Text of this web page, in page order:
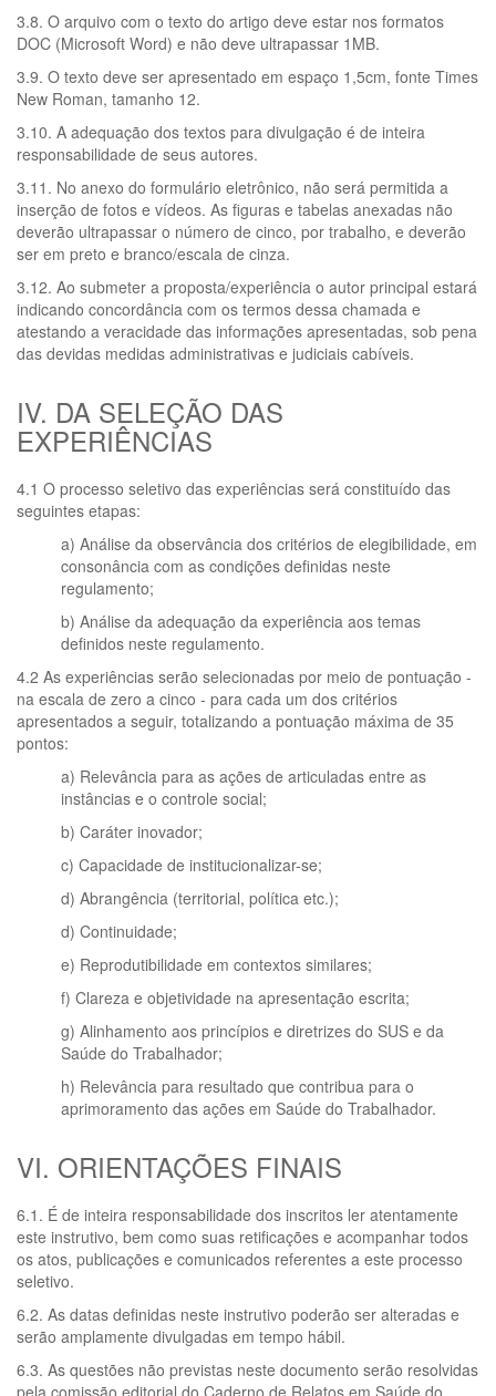
3.8. O arquivo com o texto do artigo deve estar nos formatos
DOC (Microsoft Word) e não deve ultrapassar 1MB.
3.9. O texto deve ser apresentado em espaço 1,5cm, fonte Times
New Roman, tamanho 12.
3.10. A adequação dos textos para divulgação é de inteira
responsabilidade de seus autores.
3.11. No anexo do formulário eletrônico, não será permitida a
inserção de fotos e vídeos. As figuras e tabelas anexadas não
deverão ultrapassar o número de cinco, por trabalho, e deverão
ser em preto e branco/escala de cinza.
3.12. Ao submeter a proposta/experiência o autor principal estará
indicando concordância com os termos dessa chamada e
atestando a veracidade das informações apresentadas, sob pena
das devidas medidas administrativas e judiciais cabíveis.
IV. DA SELEÇÃO DAS
EXPERIÊNCIAS
4.1 O processo seletivo das experiências será constituído das
seguintes etapas:
a) Análise da observância dos critérios de elegibilidade, em
consonância com as condições definidas neste
regulamento;
b) Análise da adequação da experiência aos temas
definidos neste regulamento.
4.2 As experiências serão selecionadas por meio de pontuação -
na escala de zero a cinco - para cada um dos critérios
apresentados a seguir, totalizando a pontuação máxima de 35
pontos:
a) Relevância para as ações de articuladas entre as
instâncias e o controle social;
b) Caráter inovador;
c) Capacidade de institucionalizar-se;
d) Abrangência (territorial, política etc.);
d) Continuidade;
e) Reprodutibilidade em contextos similares;
f) Clareza e objetividade na apresentação escrita;
g) Alinhamento aos princípios e diretrizes do SUS e da
Saúde do Trabalhador;
h) Relevância para resultado que contribua para o
aprimoramento das ações em Saúde do Trabalhador.
VI. ORIENTAÇÕES FINAIS
6.1. É de inteira responsabilidade dos inscritos ler atentamente
este instrutivo, bem como suas retificações e acompanhar todos
os atos, publicações e comunicados referentes a este processo
seletivo.
6.2. As datas definidas neste instrutivo poderão ser alteradas e
serão amplamente divulgadas em tempo hábil.
6.3. As questões não previstas neste documento serão resolvidas
pela comissão editorial do Caderno de Relatos em Saúde do